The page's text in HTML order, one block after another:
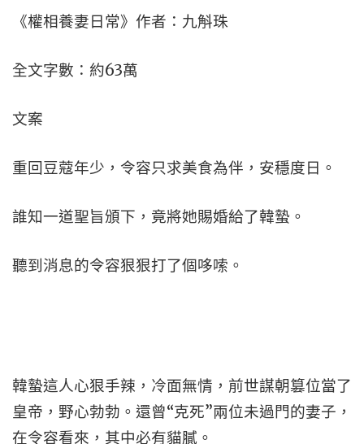
《權相養妻日常》作者：九斛珠
全文字數：約63萬
文案
重回豆蔻年少，令容只求美食為伴，安穩度日。
誰知一道聖旨頒下，竟將她賜婚給了韓蟄。
聽到消息的令容狠狠打了個哆嗦。
韓蟄這人心狠手辣，冷面無情，前世謀朝篡位當了
皇帝，野心勃勃。還曾“克死”兩位未過門的妻子，
在令容看來，其中必有貓膩。